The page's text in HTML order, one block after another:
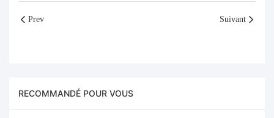
Prev Suivant
RECOMMANDÉ POUR VOUS